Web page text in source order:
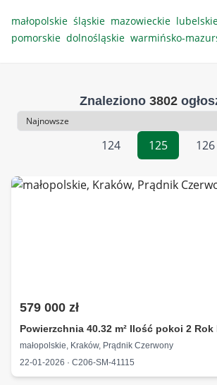
małopolskie śląskie mazowieckie
pomorskie dolnośląskie warmińsko-
Znaleziono 3802
Sortowanie
124
125 126
579 000 zł
Powierzchnia 40.32 m² Ilość pokoi 2
małopolskie, Kraków, Prądnik Czerwony
22-01-2026 · C206-SM-41115